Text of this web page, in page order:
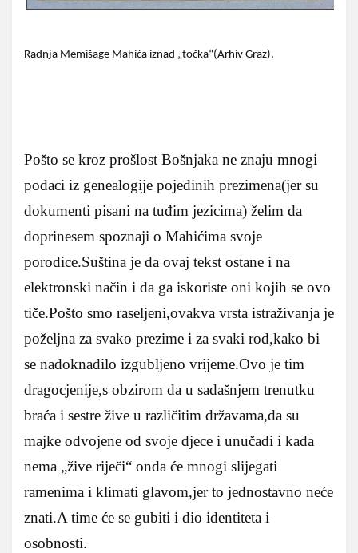
Radnja Memišage Mahića iznad „točka“(Arhiv Graz).
Pošto se kroz prošlost Bošnjaka ne znaju mnogi
podaci iz genealogije pojedinih prezimena(jer su
dokumenti pisani na tuđim jezicima) želim da
doprinesem spoznaji o Mahićima svoje
porodice.Suština je da ovaj tekst ostane i na
elektronski način i da ga iskoriste oni kojih se ovo
tiče.Pošto smo raseljeni,ovakva vrsta istraživanja je
poželjna za svako prezime i za svaki rod,kako bi
se nadoknadilo izgubljeno vrijeme.Ovo je tim
dragocjenije,s obzirom da u sadašnjem trenutku
braća i sestre žive u različitim državama,da su
majke odvojene od svoje djece i unučadi i kada
nema „žive riječi“ onda će mnogi slijegati
ramenima i klimati glavom,jer to jednostavno neće
znati.A time će se gubiti i dio identiteta i
osobnosti.